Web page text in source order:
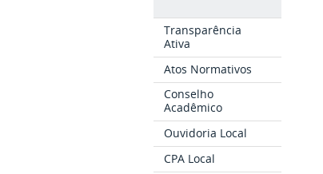
Transparência
Ativa
Atos Normativos
Conselho
Acadêmico
Ouvidoria Local
CPA Local